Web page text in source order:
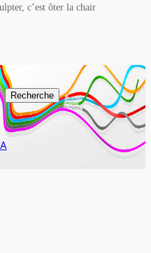
c’est ôter la chair
Recherche